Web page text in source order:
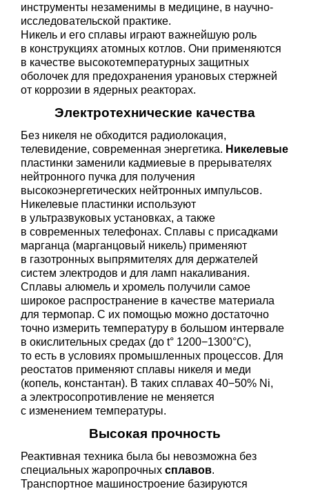
инструменты незаменимы в медицине, в научно-
исследовательской практике.
Никель и его сплавы играют важнейшую роль
в конструкциях атомных котлов. Они применяются
в качестве высокотемпературных защитных
оболочек для предохранения урановых стержней
от коррозии в ядерных реакторах.
Электротехнические качества
Без никеля не обходится радиолокация,
телевидение, современная энергетика. Никелевые
пластинки заменили кадмиевые в прерывателях
нейтронного пучка для получения
высокоэнергетических нейтронных импульсов.
Никелевые пластинки используют
в ультразвуковых установках, а также
в современных телефонах. Сплавы c присадками
марганца (марганцовый никель) применяют
в газотронных выпрямителях для держателей
систем электродов и для ламп накаливания.
Сплавы алюмель и хромель получили самое
широкое распространение в качестве материала
для термопар. С их помощью можно достаточно
точно измерить температуру в большом интервале
в окислительных средах (до t° 1200−1300°С),
то есть в условиях промышленных процессов. Для
реостатов применяют сплавы никеля и меди
(копель, константан). В таких сплавах 40−50% Ni,
а электросопротивление не меняется
с изменением температуры.
Высокая прочность
Реактивная техника была бы невозможна без
специальных жаропрочных сплавов.
Транспортное машиностроение базируются